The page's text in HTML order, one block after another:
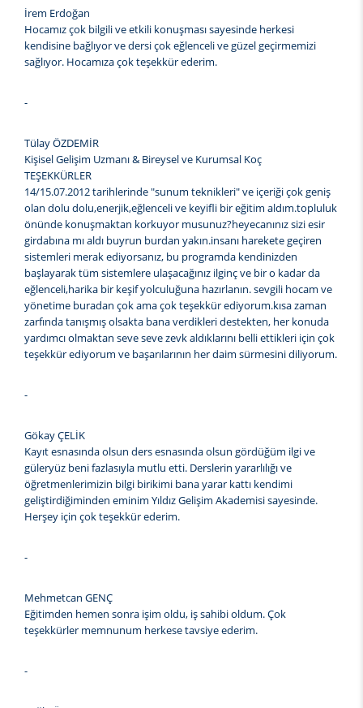
İrem Erdoğan
Hocamız çok bilgili ve etkili konuşması sayesinde herkesi
kendisine bağlıyor ve dersi çok eğlenceli ve güzel geçirmemizi
sağlıyor. Hocamıza çok teşekkür ederim.
-
Tülay ÖZDEMİR
Kişisel Gelişim Uzmanı & Bireysel ve Kurumsal Koç
TEŞEKKÜRLER
14/15.07.2012 tarihlerinde "sunum teknikleri" ve içeriği çok geniş
olan dolu dolu,enerjik,eğlenceli ve keyifli bir eğitim aldım.topluluk
önünde konuşmaktan korkuyor musunuz?heyecanınız sizi esir
girdabına mı aldı buyrun burdan yakın.insanı harekete geçiren
sistemleri merak ediyorsanız, bu programda kendinizden
başlayarak tüm sistemlere ulaşacağınız ilginç ve bir o kadar da
eğlenceli,harika bir keşif yolculuğuna hazırlanın. sevgili hocam ve
yönetime buradan çok ama çok teşekkür ediyorum.kısa zaman
zarfında tanışmış olsakta bana verdikleri destekten, her konuda
yardımcı olmaktan seve seve zevk aldıklarını belli ettikleri için çok
teşekkür ediyorum ve başarılarının her daim sürmesini diliyorum.
-
Gökay ÇELİK
Kayıt esnasında olsun ders esnasında olsun gördüğüm ilgi ve
güleryüz beni fazlasıyla mutlu etti. Derslerin yararlılığı ve
öğretmenlerimizin bilgi birikimi bana yarar kattı kendimi
geliştirdiğiminden eminim Yıldız Gelişim Akademisi sayesinde.
Herşey için çok teşekkür ederim.
-
Mehmetcan GENÇ
Eğitimden hemen sonra işim oldu, iş sahibi oldum. Çok
teşekkürler memnunum herkese tavsiye ederim.
-